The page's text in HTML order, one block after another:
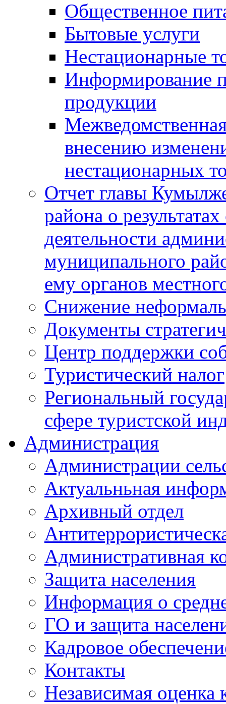
Общественное
Бытовые услуги
Нестационарные
Информирование
продукции
внесению
нестационарных
Отчет главы
района о
деятельности
муниципального
ему органов
Снижение
Документы
Центр поддержки
Туристический налог
Региональный
сфере туристской
Администрация
Администрации
Актуальньная
Архивный отдел
Административная
Защита населения
Информация о
ГО и защита
Кадровое
Контакты
Независимая оценка